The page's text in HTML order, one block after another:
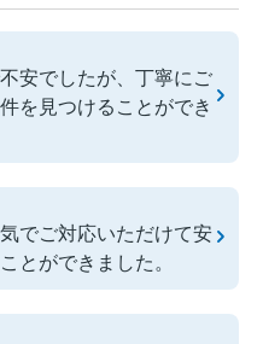
安でしたが、丁寧にご
を見つけることができ
でご対応いただけて安
とができました。